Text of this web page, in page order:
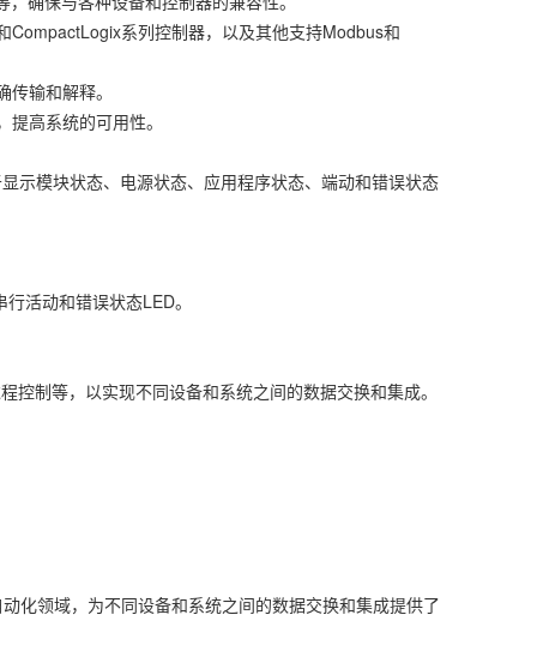
CompactLogix系列控制器，以及其他支持Modbus和
输和解释。
高系统的可用性。
示模块状态、电源状态、应用程序状态、端动和错误状态
活动和错误状态LED。
制等，以实现不同设备和系统之间的数据交换和集成。
化领域，为不同设备和系统之间的数据交换和集成提供了